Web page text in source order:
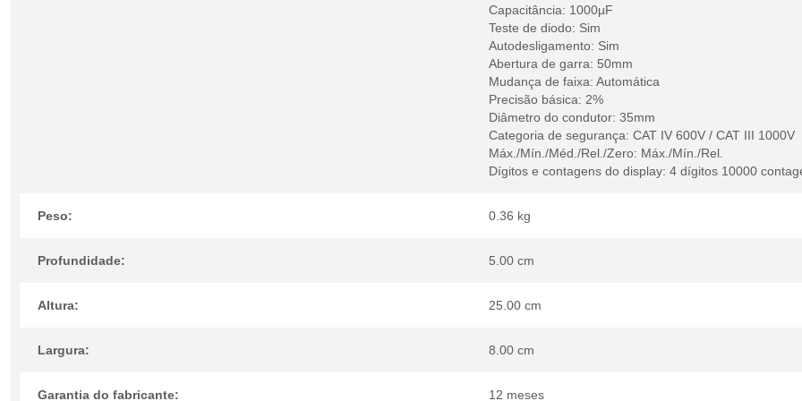
Capacitância: 1000µF
Teste de diodo: Sim
Autodesligamento: Sim
Abertura de garra: 50mm
Mudança de faixa: Automática
Precisão básica: 2%
Diâmetro do condutor: 35mm
Categoria de segurança: CAT IV 600V / CAT III 1000V
Máx./Mín./Méd./Rel./Zero: Máx./Mín./Rel.
Dígitos e contagens do display: 4 dígitos 10000
Peso: 0.36 kg
Profundidade: 5.00 cm
Altura: 25.00 cm
Largura: 8.00 cm
Garantia do fabricante: 12 meses